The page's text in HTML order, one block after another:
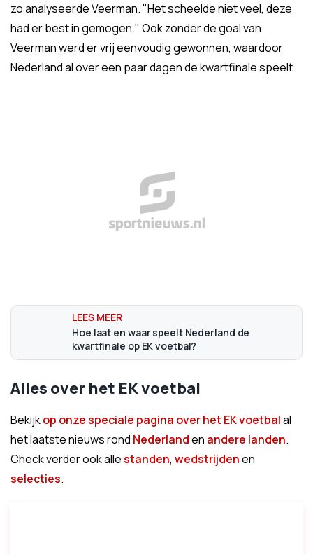
zo analyseerde Veerman. "Het scheelde niet veel, deze
had er best in gemogen." Ook zonder de goal van
Veerman werd er vrij eenvoudig gewonnen, waardoor
Nederland al over een paar dagen de kwartfinale speelt.
Hoe laat en waar speelt Nederland de
kwartfinale op EK voetbal?
Alles over het EK voetbal
Bekijkop onze speciale pagina over het EK voetbalal
het laatste nieuws rond Nederlanden andere landen.
Check verder ook allestanden, wedstrijdenen
selecties.